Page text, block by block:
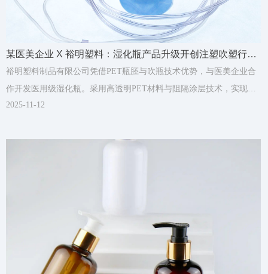
某医美企业 X 裕明塑料：湿化瓶产品升级开创注塑吹塑行业
与医美协同新范式
裕明塑料制品有限公司凭借PET瓶胚与吹瓶技术优势，与医美企业合
作开发医用级湿化瓶。采用高透明PET材料与阻隔涂层技术，实现轻
量化、防渗漏包装，并通过联合研发优化瓶体结构，确保无菌灌装安
200万件的稳定订单，并拓展至高端医美耗材领域。该案例凸显塑料
2025-11-12